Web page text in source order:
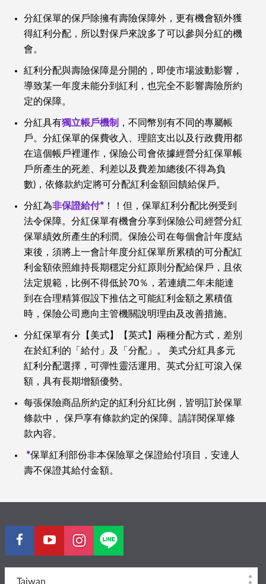
分紅保單的保戶除擁有壽險保障外，更有機會額外獲
得紅利分配，所以對保戶來說多了可以參與分紅的機
會。
紅利分配與壽險保障是分開的，即使市場波動影響，
導致某一年度未能分到紅利，也完全不影響壽險所約
定的保障。
分紅具有獨立帳戶機制
，不同幣別有不同的專屬帳
戶。分紅保單的保費收入、理賠支出以及行政費用都
在這個帳戶裡運作，保險公司會依據經營分紅保單帳
戶所產生的死差、利差以及費差加總後(不得為負
數)，依條款約定將可分配紅利金額回饋給保戶。
分紅為非保證給付* ！！但，保單紅利分配比例受到
法令保障。分紅保單有機會分享到保險公司經營分紅
保單績效所產生的利潤。保險公司在每個會計年度結
束後，須將上一會計年度分紅保單所累積的可分配紅
利金額依照維持長期穩定分紅原則分配給保戶，且依
法定規範，比例不得低於70％，若連續二年未能達
到在合理精算假設下推估之可能紅利金額之累積值
時，保險公司應向主管機關說明理由及改善措施。
分紅保單有分【美式】【英式】兩種分配方式，差別
在於紅利的「給付」及「分配」。 美式分紅具多元
紅利分配選擇，可彈性靈活運用。英式分紅可滾入保
額，具有長期增額優勢。
每張保險商品所約定的紅利分紅比例，皆明訂於保單
條款中， 保戶享有條款約定的保障。請詳閱保單條
款內容。
*保單紅利部份非本保險單之保證給付項目，安達人
壽不保證其給付金額。
Taiwan